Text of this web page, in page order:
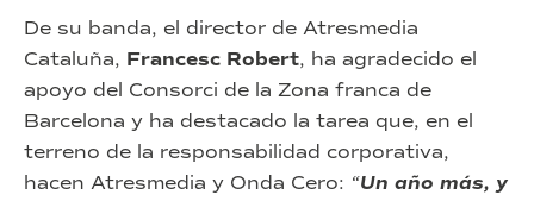
De su banda, el director de Atresmedia
Cataluña, Francesc Robert, ha agradecido el
apoyo del Consorci de la Zona franca de
Barcelona y ha destacado la tarea que, en el
terreno de la responsabilidad corporativa,
hacen Atresmedia y Onda Cero: “Un año más, y